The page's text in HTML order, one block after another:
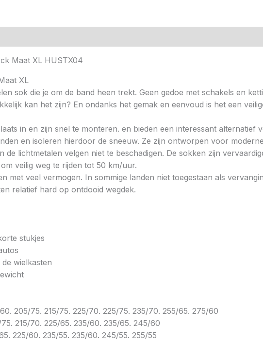
Maat XL HUSTX04
XL
sok die je om de band heen trekt. Geen gedoe met schakels en
kan het zijn? En ondanks het gemak en eenvoud is het een
in en zijn snel te monteren. en bieden een interessant
en isoleren hierdoor de sneeuw. Ze zijn ontworpen voor
de lichtmetalen velgen niet te beschadigen. De sokken zijn
veilig weg te rijden tot 50 km/uur.
met veel vermogen. In sommige landen niet toegestaan als
relatief hard op ontdooid wegdek.
stukjes
wielkasten
205/75. 215/75. 225/70. 225/75. 235/70. 255/65. 275/60
215/70. 225/65. 235/60. 235/65. 245/60
225/60. 235/55. 235/60. 245/55. 255/55